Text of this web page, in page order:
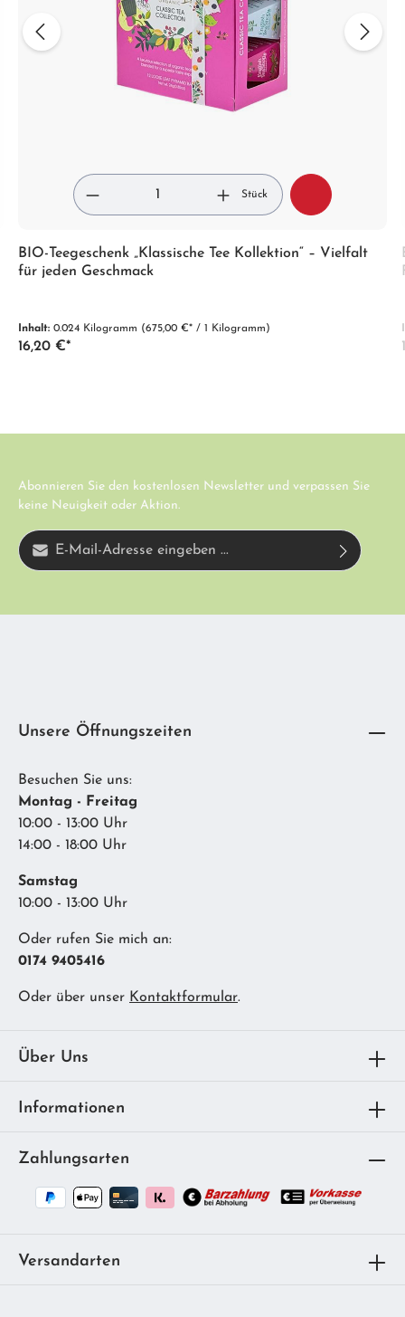
Stück
BIO-Teegeschenk „Klassische Tee Kollektion“ – Vielfalt
für jeden Geschmack
Inhalt: 0.024 Kilogramm (675,00 €* / 1 Kilogramm)
16,20 €*
Abonnieren Sie den kostenlosen Newsletter und verpassen Sie
keine Neuigkeit oder Aktion.
E-Mail-Adresse*
Unsere Öffnungszeiten
Besuchen Sie uns:
Montag - Freitag
10:00 - 13:00 Uhr
14:00 - 18:00 Uhr
Samstag
10:00 - 13:00 Uhr
Oder rufen Sie mich an:
0174 9405416
Oder über unser Kontaktformular.
Über Uns
Informationen
Zahlungsarten
Versandarten